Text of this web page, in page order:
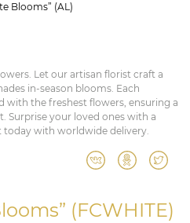
Blooms” (AL)
Let our artisan florist craft a
in-season blooms. Each
with the freshest flowers, ensuring a
Surprise your loved ones with a
today with worldwide delivery.
(FCWHITE)